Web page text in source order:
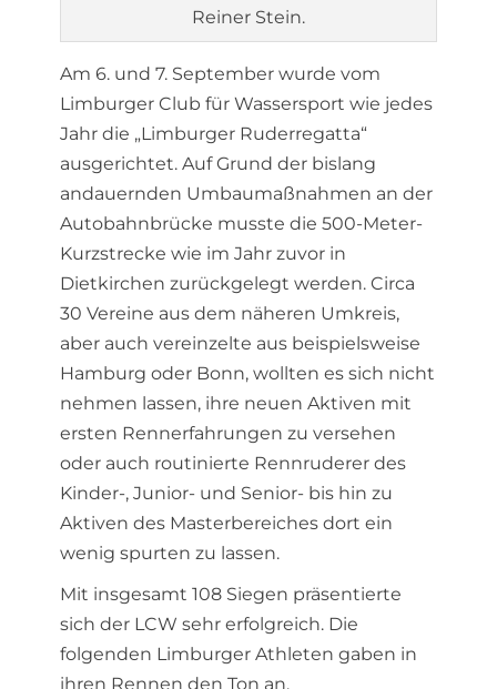
Reiner Stein.
Am 6. und 7. September wurde vom
Limburger Club für Wassersport wie jedes
Jahr die „Limburger Ruderregatta“
ausgerichtet. Auf Grund der bislang
andauernden Umbaumaßnahmen an der
Autobahnbrücke musste die 500-Meter-
Kurzstrecke wie im Jahr zuvor in
Dietkirchen zurückgelegt werden. Circa
30 Vereine aus dem näheren Umkreis,
aber auch vereinzelte aus beispielsweise
Hamburg oder Bonn, wollten es sich nicht
nehmen lassen, ihre neuen Aktiven mit
ersten Rennerfahrungen zu versehen
oder auch routinierte Rennruderer des
Kinder-, Junior- und Senior- bis hin zu
Aktiven des Masterbereiches dort ein
wenig spurten zu lassen.
Mit insgesamt 108 Siegen präsentierte
sich der LCW sehr erfolgreich. Die
folgenden Limburger Athleten gaben in
ihren Rennen den Ton an.